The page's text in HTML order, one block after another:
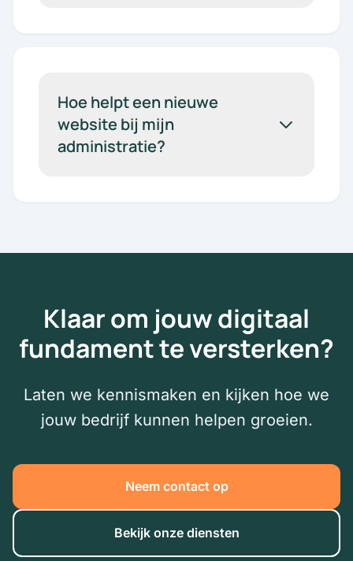
Hoe helpt een nieuwe
website bij mijn
administratie?
Klaar om jouw digitaal
fundament te versterken?
Laten we kennismaken en kijken hoe we
jouw bedrijf kunnen helpen groeien.
Neem contact op
Bekijk onze diensten